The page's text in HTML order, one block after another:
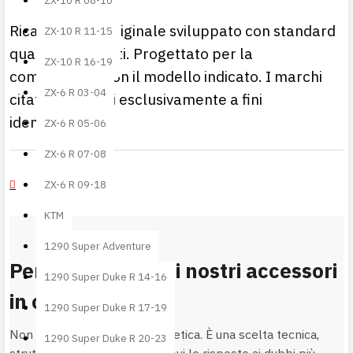
ZX-10 R 11-15
ZX-10 R 16-19
ZX-6 R 03-04
ZX-6 R 05-06
ZX-6 R 07-08
ZX-6 R 09-18
KTM
1290 Super Adventure
1290 Super Duke R 14-16
1290 Super Duke R 17-19
1290 Super Duke R 20-23
Ricambio non originale sviluppato con standard
qualitativi elevati. Progettato per la
compatibilità con il modello indicato. I marchi
citati sono usati esclusivamente a fini
identificativi.
Perché scegliere i nostri accessori
in carbonio?
Non è solo una questione estetica. È una scelta tecnica,